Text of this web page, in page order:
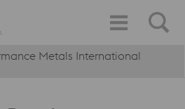
Metals International